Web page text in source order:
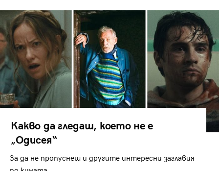
Какво да гледаш, което не е
„Одисея“
За да не пропуснеш и другите интересни заглавия